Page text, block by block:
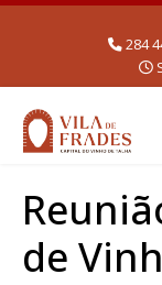
284
de